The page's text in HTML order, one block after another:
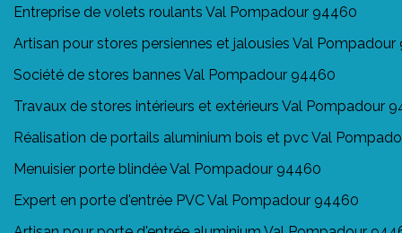
Entreprise de volets roulants Val Pompadour 94460
Artisan pour stores persiennes et jalousies Val
Société de stores bannes Val Pompadour 94460
Travaux de stores intérieurs et extérieurs Val Pompadour
Réalisation de portails aluminium bois et pvc Val
Menuisier porte blindée Val Pompadour 94460
Expert en porte d'entrée PVC Val Pompadour 94460